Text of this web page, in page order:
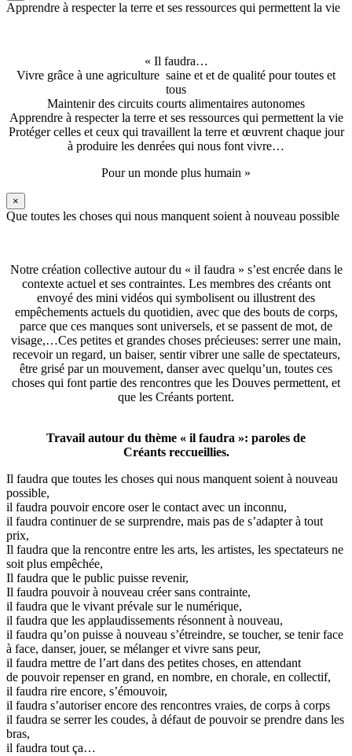
Apprendre à respecter la terre et ses ressources qui permettent la vie
« Il faudra…
Vivre grâce à une agriculture saine et et de qualité pour toutes et
tous
Maintenir des circuits courts alimentaires autonomes
Apprendre à respecter la terre et ses ressources qui permettent la vie
Protéger celles et ceux qui travaillent la terre et œuvrent chaque jour
à produire les denrées qui nous font vivre…
Pour un monde plus humain »
×
Que toutes les choses qui nous manquent soient à nouveau possible
Notre création collective autour du « il faudra » s’est encrée dans le
contexte actuel et ses contraintes. Les membres des créants ont
envoyé des mini vidéos qui symbolisent ou illustrent des
empêchements actuels du quotidien, avec que des bouts de corps,
parce que ces manques sont universels, et se passent de mot, de
visage,…Ces petites et grandes choses précieuses: serrer une main,
recevoir un regard, un baiser, sentir vibrer une salle de spectateurs,
être grisé par un mouvement, danser avec quelqu’un, toutes ces
choses qui font partie des rencontres que les Douves permettent, et
que les Créants portent.
Travail autour du thème « il faudra »: paroles de
Créants reccueillies.
Il faudra que toutes les choses qui nous manquent soient à nouveau
possible,
il faudra pouvoir encore oser le contact avec un inconnu,
il faudra continuer de se surprendre, mais pas de s’adapter à tout
prix,
Il faudra que la rencontre entre les arts, les artistes, les spectateurs ne
soit plus empêchée,
Il faudra que le public puisse revenir,
Il faudra pouvoir à nouveau créer sans contrainte,
il faudra que le vivant prévale sur le numérique,
il faudra que les applaudissements résonnent à nouveau,
il faudra qu’on puisse à nouveau s’étreindre, se toucher, se tenir face
à face, danser, jouer, se mélanger et vivre sans peur,
il faudra mettre de l’art dans des petites choses, en attendant
de pouvoir repenser en grand, en nombre, en chorale, en collectif,
il faudra rire encore, s’émouvoir,
il faudra s’autoriser encore des rencontres vraies, de corps à corps
il faudra se serrer les coudes, à défaut de pouvoir se prendre dans les
bras,
il faudra tout ça…